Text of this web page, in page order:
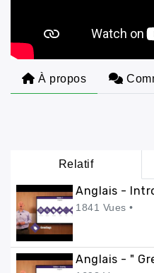
Relatif
Anglais -
1841 Vues •
Anglais - "
À propos